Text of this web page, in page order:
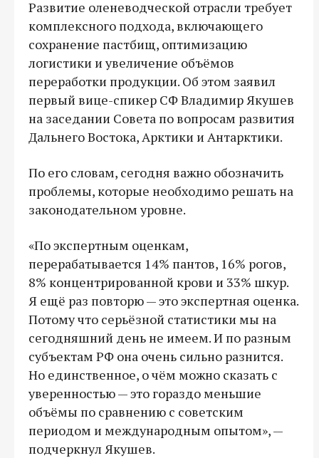
Развитие оленеводческой отрасли требует
комплексного подхода, включающего
сохранение пастбищ, оптимизацию
логистики и увеличение объёмов
переработки продукции. Об этом заявил
первый вице-спикер СФ Владимир Якушев
на заседании Совета по вопросам развития
Дальнего Востока, Арктики и Антарктики.
По его словам, сегодня важно обозначить
проблемы, которые необходимо решать на
законодательном уровне.
«По экспертным оценкам,
перерабатывается 14% пантов, 16% рогов,
8% концентрированной крови и 33% шкур.
Я ещё раз повторю — это экспертная оценка.
Потому что серьёзной статистики мы на
сегодняшний день не имеем. И по разным
субъектам РФ она очень сильно разнится.
Но единственное, о чём можно сказать с
уверенностью — это гораздо меньшие
объёмы по сравнению с советским
периодом и международным опытом», —
подчеркнул Якушев.